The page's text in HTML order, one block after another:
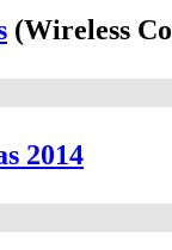
(Wireless
2014